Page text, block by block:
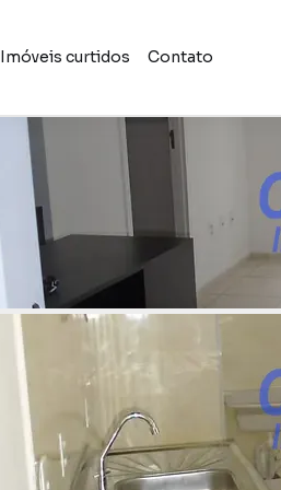
Imóveis curtidos Contato